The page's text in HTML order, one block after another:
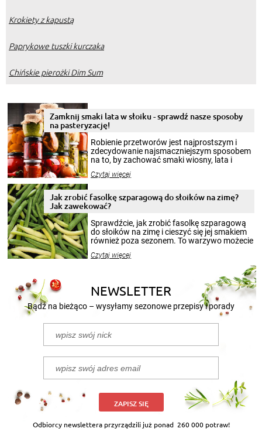
Krokiety z kapustą
Paprykowe tuszki kurczaka
Chińskie pierożki Dim Sum
Zamknij smaki lata w słoiku - sprawdź nasze sposoby
na pasteryzację!
Robienie przetworów jest najprostszym i
zdecydowanie najsmaczniejszym sposobem
na to, by zachować smaki wiosny, lata i
krajobrazów, by cieszyć nimi oko w sezonie
pełni poczuć atmosferę cieplejszych
miesięcy. Przygotowanie słoików ze
patenty, które pozwolą zachować świeżość
przetworów.
Czytaj więcej
Jak zrobić fasolkę szparagową do słoików na zimę?
Jak zawekować?
Sprawdźcie, jak zrobić fasolkę szparagową
do słoików na zimę i cieszyć się jej smakiem
również poza sezonem. To warzywo możecie
nasze propozycje!
Czytaj więcej
NEWSLETTER
Bądź na bieżąco – wysyłamy sezonowe przepisy i porady
ZAPISZ SIĘ
Odbiorcy newslettera przyrządzili już ponad 260 000 potraw!